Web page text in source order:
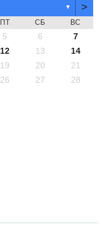
▼ >
ПТ СБ ВС
5 6
7
12 13
14
19 20
21
26 27
28